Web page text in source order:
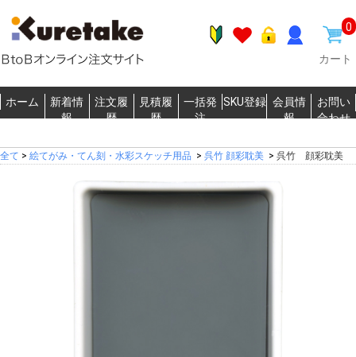
0
カート
ホーム
新着情
報
注文履
歴
見積履
歴
一括発
注
SKU登録 会員情
報
お問い
合わせ
全て > 絵てがみ・てん刻・水彩スケッチ用品 > 呉竹 顔彩耽美 > 呉竹 顔彩耽美